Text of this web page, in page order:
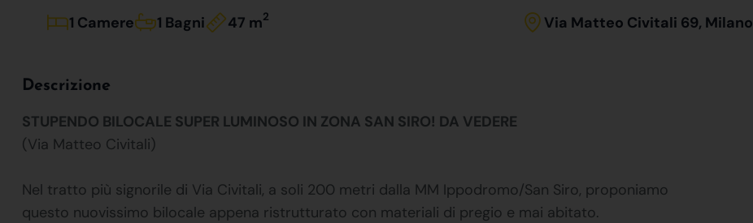
1 Camere 1 Bagni 47 m2 Via Matteo Civitali 69, Milano
Descrizione
STUPENDO BILOCALE SUPER LUMINOSO IN ZONA SAN SIRO! DA VEDERE
(Via Matteo Civitali)
Nel tratto più signorile di Via Civitali, a soli 200 metri dalla MM Ippodromo/San Siro, proponiamo
questo nuovissimo bilocale appena ristrutturato con materiali di pregio e mai abitato.